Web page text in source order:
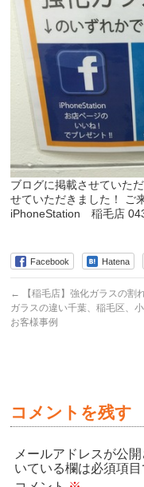
ブログに掲載させていた
せていただきました！ ご
iPhoneStation 稲毛店
Facebook Hatena
←
【稲毛店】強化ガラスの割
ガラスの違い千葉、稲毛区、
お客様事例
コメントを残す
メールアドレスが公
いている欄は必須項目